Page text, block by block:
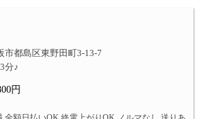
市都島区東野田町3-13-7
分♪
円